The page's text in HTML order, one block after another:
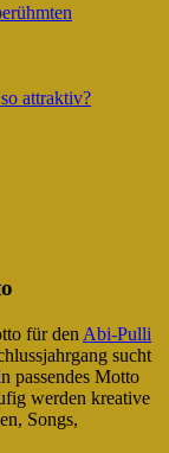
attraktiv?
für den Abi-Pulli
sucht
passendes Motto
werden kreative
Songs,